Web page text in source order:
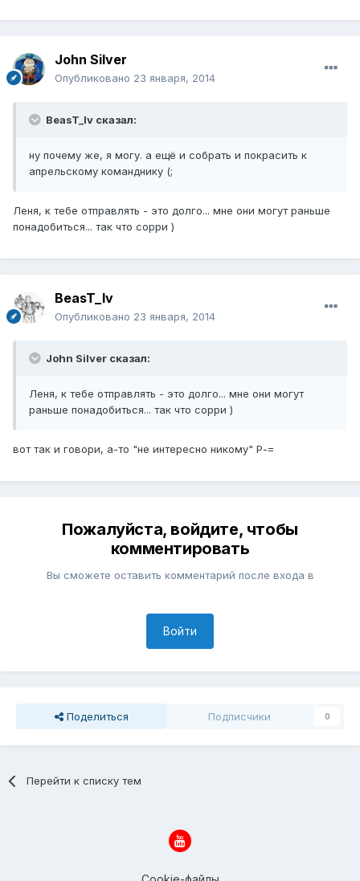
John Silver
Опубликовано 23 января, 2014
BeasT_lv сказал:
ну почему же, я могу. а ещё и собрать и покрасить к
апрельскому команднику (;
Леня, к тебе отправлять - это долго... мне они могут раньше
понадобиться... так что сорри )
BeasT_lv
Опубликовано 23 января, 2014
John Silver сказал:
Леня, к тебе отправлять - это долго... мне они могут
раньше понадобиться... так что сорри )
вот так и говори, а-то "не интересно никому" Р-=
Пожалуйста, войдите, чтобы
комментировать
Вы сможете оставить комментарий после входа в
Войти
Поделиться Подписчики 0
Перейти к списку тем